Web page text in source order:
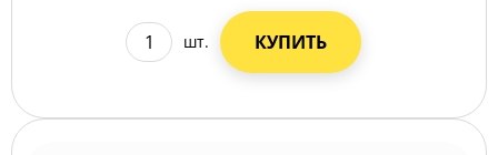
шт. КУПИТЬ